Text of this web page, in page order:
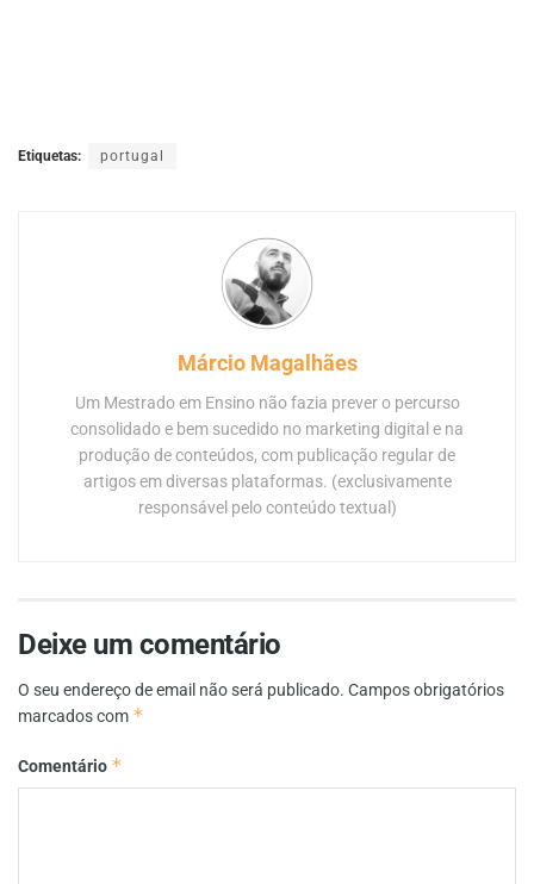
Etiquetas: portugal
Márcio Magalhães
Um Mestrado em Ensino não fazia prever o percurso
consolidado e bem sucedido no marketing digital e na
produção de conteúdos, com publicação regular de
artigos em diversas plataformas. (exclusivamente
responsável pelo conteúdo textual)
Deixe um comentário
O seu endereço de email não será publicado. Campos obrigatórios
marcados com *
Comentário *